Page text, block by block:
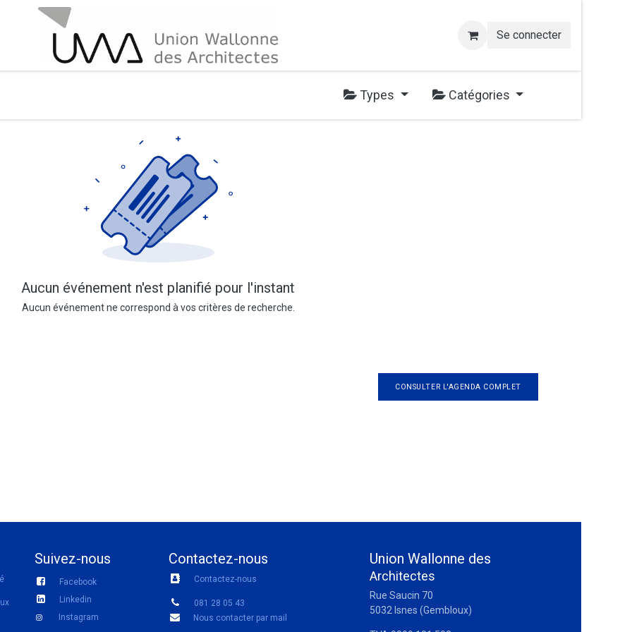
Se connecter
Types Catégories
Aucun événement n'est planifié pour l'instant
Aucun événement ne correspond à vos critères de recherche.
CONSULTER L'AGENDA COMPLET
Suivez-nous
Facebook
Linkedin
Instagram
Contactez-nous
Contactez-nous
081 28 05 43
Nous contacter par mail
Union Wallonne des
Architectes
Rue Saucin 70
5032 Isnes (Gembloux)